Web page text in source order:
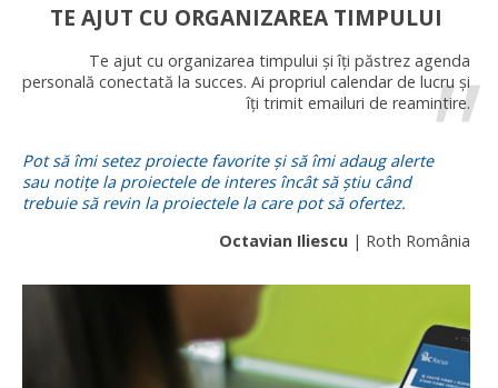
TE AJUT CU ORGANIZAREA TIMPULUI
Te ajut cu organizarea timpului și îți păstrez agenda
personală conectată la succes. Ai propriul calendar de lucru și
îți trimit emailuri de reamintire.
Pot să îmi setez proiecte favorite și să îmi adaug alerte
sau notițe la proiectele de interes încât să știu când
trebuie să revin la proiectele la care pot să ofertez.
Octavian Iliescu | Roth România